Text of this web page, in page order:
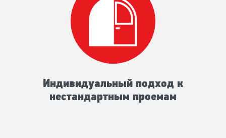
Индивидуальный подход к
нестандартным проемам